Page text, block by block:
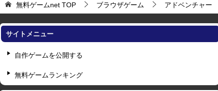
無料ゲームnet TOP ブラウザゲーム アドベンチャー
サイトメニュー
自作ゲームを公開する
無料ゲームランキング